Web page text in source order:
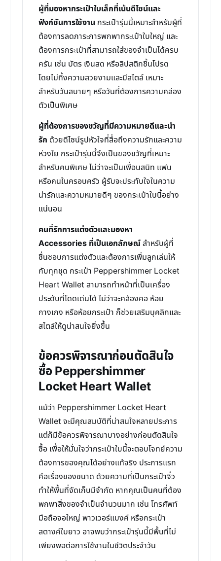
ผู้ที่มองหากระเป๋าใบเล็กที่เน้นดีไซน์และ
ฟังก์ชันการใช้งาน กระเป๋ารุ่นนี้เหมาะสำหรับผู้ที่
ต้องการลดภาระการพกพากระเป๋าใบใหญ่ และ
ต้องการกระเป๋าที่สามารถใส่ของจำเป็นได้ครบ
ครัน เช่น บัตร เงินสด หรือลิปสติกชิ้นโปรด
โดยไม่ทิ้งความสวยงามและมีสไตล์ เหมาะ
สำหรับวันสบายๆ หรือวันที่ต้องการความคล่อง
ตัวเป็นพิเศษ
ผู้ที่ต้องการของขวัญที่มีความหมายดีและน่า
รัก ด้วยดีไซน์รูปหัวใจที่สื่อถึงความรักและความ
ห่วงใย กระเป๋ารุ่นนี้จึงเป็นของขวัญที่เหมาะ
สำหรับคนพิเศษ ไม่ว่าจะเป็นเพื่อนสนิท แฟน
หรือคนในครอบครัว ผู้รับจะประทับใจในความ
น่ารักและความหมายดีๆ ของกระเป๋าใบนี้อย่าง
แน่นอน
คนที่รักการแต่งตัวและมองหา
Accessories ที่เป็นเอกลักษณ์สำหรับผู้ที่
ชื่นชอบการแต่งตัวและต้องการเพิ่มลูกเล่นให้
กับทุกชุด กระเป๋า Peppershimmer Locket
Heart Wallet สามารถทำหน้าที่เป็นเครื่อง
ประดับที่โดดเด่นได้ ไม่ว่าจะคล้องคอ ห้อย
กางเกง หรือห้อยกระเป๋า ก็ช่วยเสริมบุคลิกและ
สไตล์ให้ดูน่าสนใจยิ่งขึ้น
ข้อควรพิจารณาก่อนตัดสินใจ
ซื้อ Peppershimmer
Locket Heart Wallet
แม้ว่า Peppershimmer Locket Heart
Wallet จะมีคุณสมบัติที่น่าสนใจหลายประการ
แต่ก็มีข้อควรพิจารณาบางอย่างก่อนตัดสินใจ
ซื้อ เพื่อให้มั่นใจว่ากระเป๋าใบนี้จะตอบโจทย์ความ
ต้องการของคุณได้อย่างแท้จริง ประการแรก
คือเรื่องของขนาด ด้วยความที่เป็นกระเป๋าจิ๋ว
ทำให้พื้นที่จัดเก็บมีจำกัด หากคุณเป็นคนที่ต้อง
พกพาสิ่งของจำเป็นจำนวนมาก เช่น โทรศัพท์
มือถือจอใหญ่ พาวเวอร์แบงค์ หรือกระเป๋า
สตางค์ใบยาว อาจพบว่ากระเป๋ารุ่นนี้มีพื้นที่ไม่
เพียงพอต่อการใช้งานในชีวิตประจำวัน